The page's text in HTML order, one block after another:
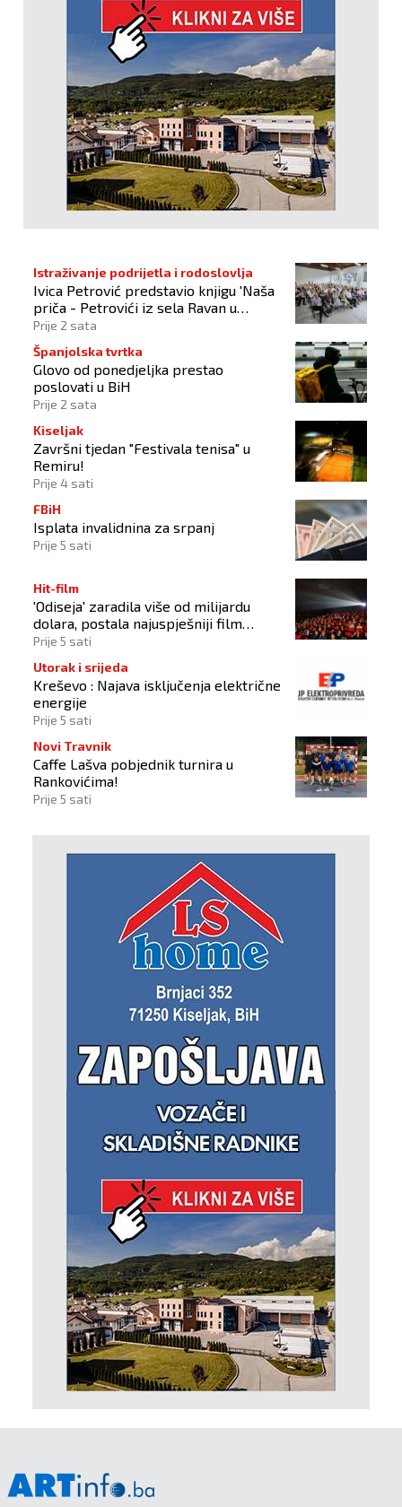
Istraživanje podrijetla i rodoslovlja
Ivica Petrović predstavio knjigu 'Naša
priča - Petrovići iz sela Ravan u
Busovači'
Prije 2 sata
Španjolska tvrtka
Glovo od ponedjeljka prestao
poslovati u BiH
Prije 2 sata
Kiseljak
Završni tjedan "Festivala tenisa" u
Remiru!
Prije 4 sati
FBiH
Isplata invalidnina za srpanj
Prije 5 sati
Hit-film
'Odiseja' zaradila više od milijardu
dolara, postala najuspješniji film
Christophera Nolana
Prije 5 sati
Utorak i srijeda
Kreševo : Najava isključenja električne
energije
Prije 5 sati
Novi Travnik
Caffe Lašva pobjednik turnira u
Rankovićima!
Prije 5 sati